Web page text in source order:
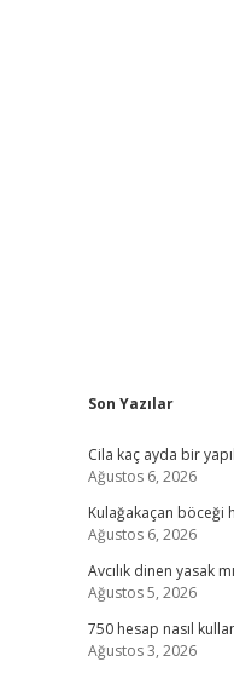
Sidebar
Son Yazılar
Cila kaç ayda bir
Ağustos 6, 2026
Kulağakaçan böceği
Ağustos 6, 2026
Avcılık dinen yasak
Ağustos 5, 2026
750 hesap nasıl
Ağustos 3, 2026